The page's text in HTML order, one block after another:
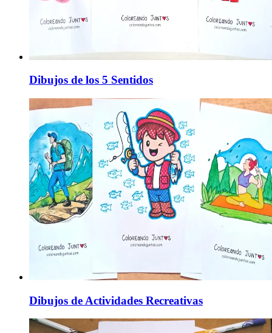
Dibujos de los 5 Sentidos
Dibujos de Actividades Recreativas